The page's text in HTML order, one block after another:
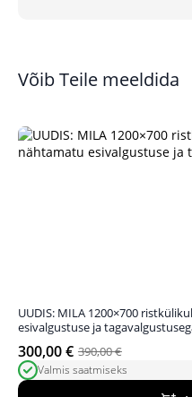
Võib Teile meeldida
UUDIS: MILA 1200×700
esivalgustuse ja
390,00€
Algne
hind
oli:
300,00€
Praegune
hind
on:
Valmis saatmiseks